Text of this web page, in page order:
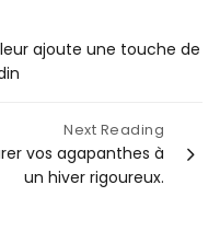
ajoute une touche de
Next Reading
vos agapanthes à
un hiver rigoureux.